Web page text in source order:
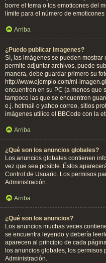
borre el tema o los emoticones del
límite para el número de
Arriba
¿Puedo publicar imagenes?
Sí, las imágenes se pueden
permite adjuntar archivos, puede
manera, debe guardar primero su
http://www.ejemplo.com/mi-
encuentren en su PC (a menos que
tampoco las que se encuentren
e.j. hotmail o yahoo correo, sitios
imágenes utilice el BBCode con la
Arriba
¿Qué son los anuncios globales?
Los anuncios globales contienen
vez que sea posible. Éstos
Control de Usuario. Los permisos
Administración.
Arriba
¿Qué son los anuncios?
Los anuncios muchas veces
se encuentra leyendo y debería
aparecen al principio de cada
los anuncios globales, los
Administración.